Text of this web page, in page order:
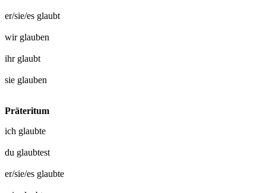
er/sie/es glaubt
wir glauben
ihr glaubt
sie glauben
Präteritum
ich glaubte
du glaubtest
er/sie/es glaubte